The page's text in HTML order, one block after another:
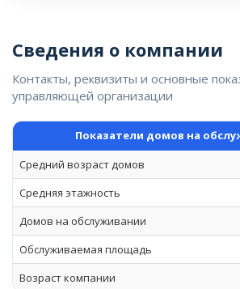
Сведения о компании
Контакты, реквизиты и основные
управляющей организации
Показатели домов на
Средний возраст домов
Средняя этажность
Домов на обслуживании
Обслуживаемая площадь
Возраст компании